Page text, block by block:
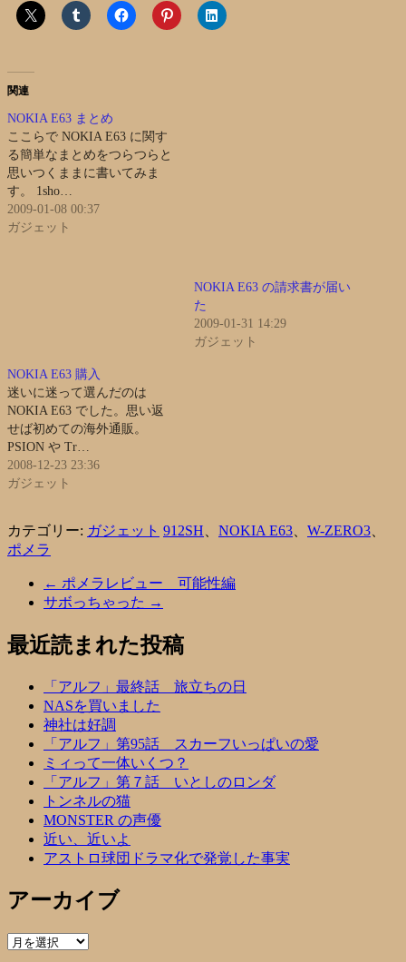
関連
NOKIA E63 まとめ
ここらで NOKIA E63 に関す
る簡単なまとめをつらつらと
思いつくままに書いてみま
す。 1sho…
2009-01-08 00:37
ガジェット
NOKIA E63 の請求書が届い
た
2009-01-31 14:29
ガジェット
NOKIA E63 購入
迷いに迷って選んだのは
NOKIA E63 でした。思い返
せば初めての海外通販。
PSION や Tr…
2008-12-23 23:36
ガジェット
カテゴリー: ガジェット 912SH NOKIA E63 W-ZERO3
ポメラ
← ポメラレビュー 可能性編
サボっちゃった →
最近読まれた投稿
「アルフ」最終話 旅立ちの日
NASを買いました
神社は好調
「アルフ」第95話 スカーフいっぱいの愛
ミィって一体いくつ？
「アルフ」第７話 いとしのロンダ
トンネルの猫
MONSTER の声優
近い、近いよ
アストロ球団ドラマ化で発覚した事実
アーカイブ
ア